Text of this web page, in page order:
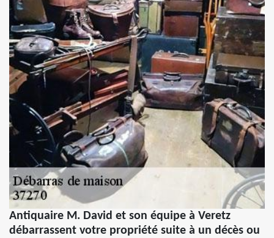
Antiquaire M. David et son équipe à Veretz
débarrassent votre propriété suite à un décès ou